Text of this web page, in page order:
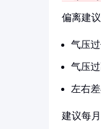
偏离建
气压
气压
左右
建议每